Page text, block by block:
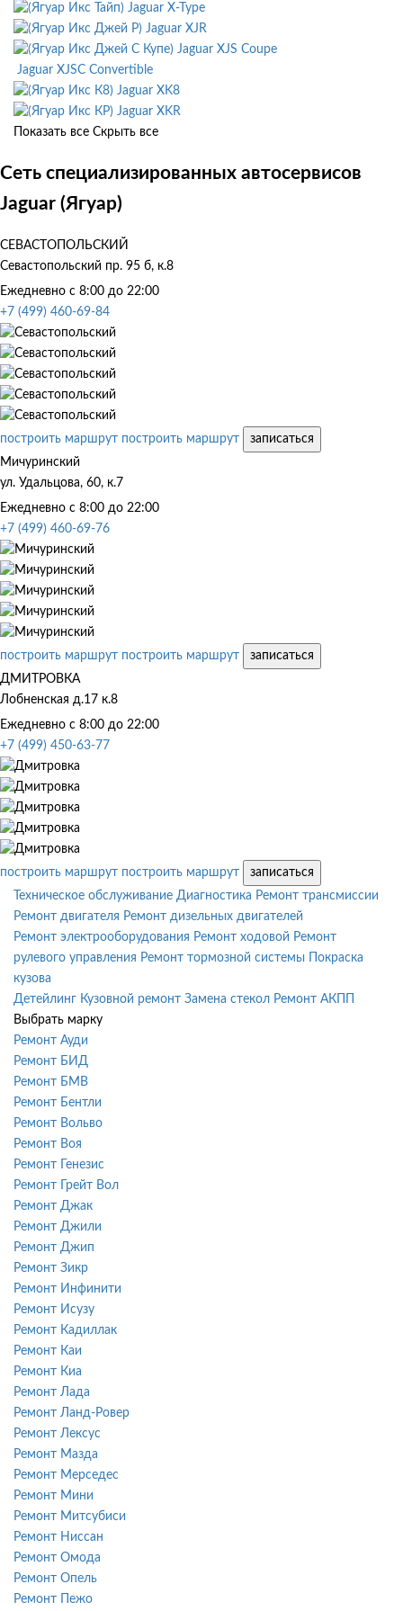
Jaguar X-Type
Jaguar XJR
Jaguar XJS Coupe
Jaguar XJSC Convertible
Jaguar XK8
Jaguar XKR
Показать все Скрыть все
Сеть специализированных автосервисов
Jaguar (Ягуар)
СЕВАСТОПОЛЬСКИЙ
Севастопольский пр. 95 б, к.8
Ежедневно с 8:00 до 22:00
+7 (499) 460-69-84
построить маршрут построить маршрут
записаться
Мичуринский
ул. Удальцова, 60, к.7
Ежедневно с 8:00 до 22:00
+7 (499) 460-69-76
построить маршрут построить маршрут
записаться
ДМИТРОВКА
Лобненская д.17 к.8
Ежедневно с 8:00 до 22:00
+7 (499) 450-63-77
построить маршрут построить маршрут
записаться
Техническое обслуживание Диагностика Ремонт трансмиссии
Ремонт двигателя Ремонт дизельных двигателей
Ремонт электрооборудования Ремонт ходовой Ремонт
рулевого управления Ремонт тормозной системы
Покраска
кузова
Детейлинг Кузовной ремонт Замена стекол Ремонт АКПП
Выбрать марку
Ремонт Ауди
Ремонт БИД
Ремонт БМВ
Ремонт Бентли
Ремонт Вольво
Ремонт Воя
Ремонт Генезис
Ремонт Грейт Вол
Ремонт Джак
Ремонт Джили
Ремонт Джип
Ремонт Зикр
Ремонт Инфинити
Ремонт Исузу
Ремонт Кадиллак
Ремонт Каи
Ремонт Киа
Ремонт Лада
Ремонт Ланд-Ровер
Ремонт Лексус
Ремонт Мазда
Ремонт Мерседес
Ремонт Мини
Ремонт Митсубиси
Ремонт Ниссан
Ремонт Омода
Ремонт Опель
Ремонт Пежо